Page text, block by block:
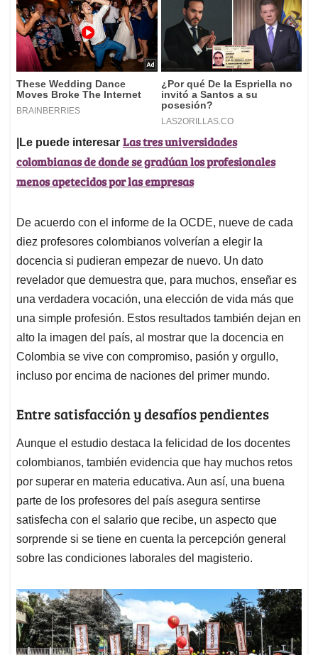
|Le puede interesar Las tres universidades
colombianas de donde se gradúan los profesionales
menos apetecidos por las empresas
De acuerdo con el informe de la OCDE, nueve de cada
diez profesores colombianos volverían a elegir la
docencia si pudieran empezar de nuevo. Un dato
revelador que demuestra que, para muchos, enseñar es
una verdadera vocación, una elección de vida más que
una simple profesión. Estos resultados también dejan en
alto la imagen del país, al mostrar que la docencia en
Colombia se vive con compromiso, pasión y orgullo,
incluso por encima de naciones del primer mundo.
Entre satisfacción y desafíos pendientes
Aunque el estudio destaca la felicidad de los docentes
colombianos, también evidencia que hay muchos retos
por superar en materia educativa. Aun así, una buena
parte de los profesores del país asegura sentirse
satisfecha con el salario que recibe, un aspecto que
sorprende si se tiene en cuenta la percepción general
sobre las condiciones laborales del magisterio.